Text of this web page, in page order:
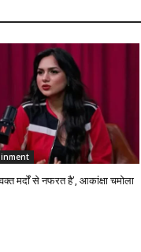
मर्दों से नफरत है’, आकांक्षा चमोला